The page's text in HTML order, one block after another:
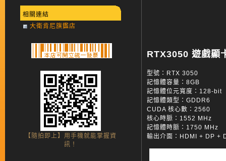
RTX3050 遊戲顯
型號：RTX 3050
記憶體容量：8GB
記憶體位元寬度：128-bit
記憶體類型：GDDR6
CUDA 核心數：2560
核心時脈：1552 MHz
記憶體時脈：1750 MHz
輸出介面：HDMI + DP +
相關連結
大衛肯尼旗鑑店
【隨拍即上】用手機就能掌握資
訊！